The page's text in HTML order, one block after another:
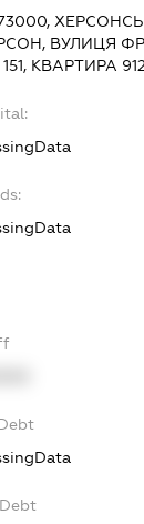
ВУЛИЦЯ
КВАРТИРА 912